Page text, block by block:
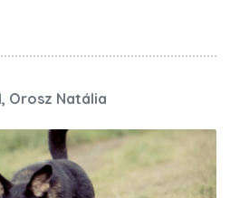
Orosz Natália